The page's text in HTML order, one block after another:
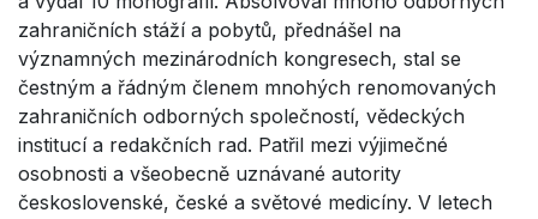
zahraničních stáží a pobytů, přednášel na
významných mezinárodních kongresech, stal se
čestným a řádným členem mnohých renomovaných
zahraničních odborných společností, vědeckých
institucí a redakčních rad. Patřil mezi výjimečné
osobnosti a všeobecně uznávané autority
československé, české a světové medicíny. V letech